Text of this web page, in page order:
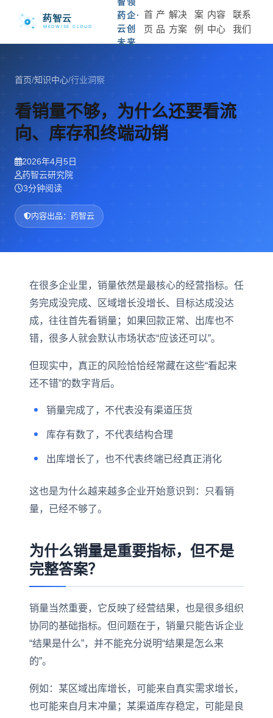
药企·
云创
未来
首
页
产
品
解决
方案
案
例
内容
中心
联系
我们
首页/知识中心/行业洞察
看销量不够，为什么还要看流
向、库存和终端动销
2026年4月5日
药智云研究院
3分钟阅读
内容出品：药智云
在很多企业里，销量依然是最核心的经营指标。任
务完成没完成、区域增长没增长、目标达成没达
成，往往首先看销量；如果回款正常、出库也不
错，很多人就会默认市场状态“应该还可以”。
但现实中，真正的风险恰恰经常藏在这些“看起来
还不错”的数字背后。
销量完成了，不代表没有渠道压货
库存有数了，不代表结构合理
出库增长了，也不代表终端已经真正消化
这也是为什么越来越多企业开始意识到：只看销
量，已经不够了。
为什么销量是重要指标，但不是
完整答案？
销量当然重要，它反映了经营结果，也是很多组织
协同的基础指标。但问题在于，销量只能告诉企业
“结果是什么”，并不能充分说明“结果是怎么来
的”。
例如：某区域出库增长，可能来自真实需求增长，
也可能来自月末冲量；某渠道库存稳定，可能是良